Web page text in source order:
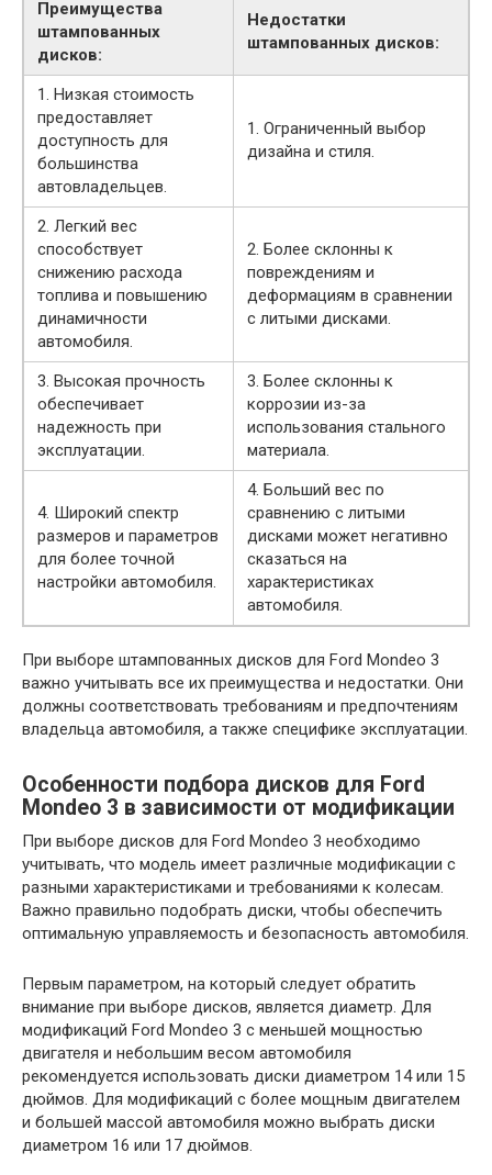
Преимущества
штампованных
дисков:
Недостатки
штампованных дисков:
1. Низкая стоимость
предоставляет
доступность для
большинства
автовладельцев.
1. Ограниченный выбор
дизайна и стиля.
2. Легкий вес
способствует
снижению расхода
топлива и повышению
динамичности
автомобиля.
2. Более склонны к
повреждениям и
деформациям в сравнении
с литыми дисками.
3. Высокая прочность
обеспечивает
надежность при
эксплуатации.
3. Более склонны к
коррозии из-за
использования стального
материала.
4. Широкий спектр
размеров и параметров
для более точной
настройки автомобиля.
4. Больший вес по
сравнению с литыми
дисками может негативно
сказаться на
характеристиках
автомобиля.
При выборе штампованных дисков для Ford Mondeo 3
важно учитывать все их преимущества и недостатки. Они
должны соответствовать требованиям и предпочтениям
владельца автомобиля, а также специфике эксплуатации.
Особенности подбора дисков для Ford
Mondeo 3 в зависимости от модификации
При выборе дисков для Ford Mondeo 3 необходимо
учитывать, что модель имеет различные модификации с
разными характеристиками и требованиями к колесам.
Важно правильно подобрать диски, чтобы обеспечить
оптимальную управляемость и безопасность автомобиля.
Первым параметром, на который следует обратить
внимание при выборе дисков, является диаметр. Для
модификаций Ford Mondeo 3 с меньшей мощностью
двигателя и небольшим весом автомобиля
рекомендуется использовать диски диаметром 14 или 15
дюймов. Для модификаций с более мощным двигателем
и большей массой автомобиля можно выбрать диски
диаметром 16 или 17 дюймов.